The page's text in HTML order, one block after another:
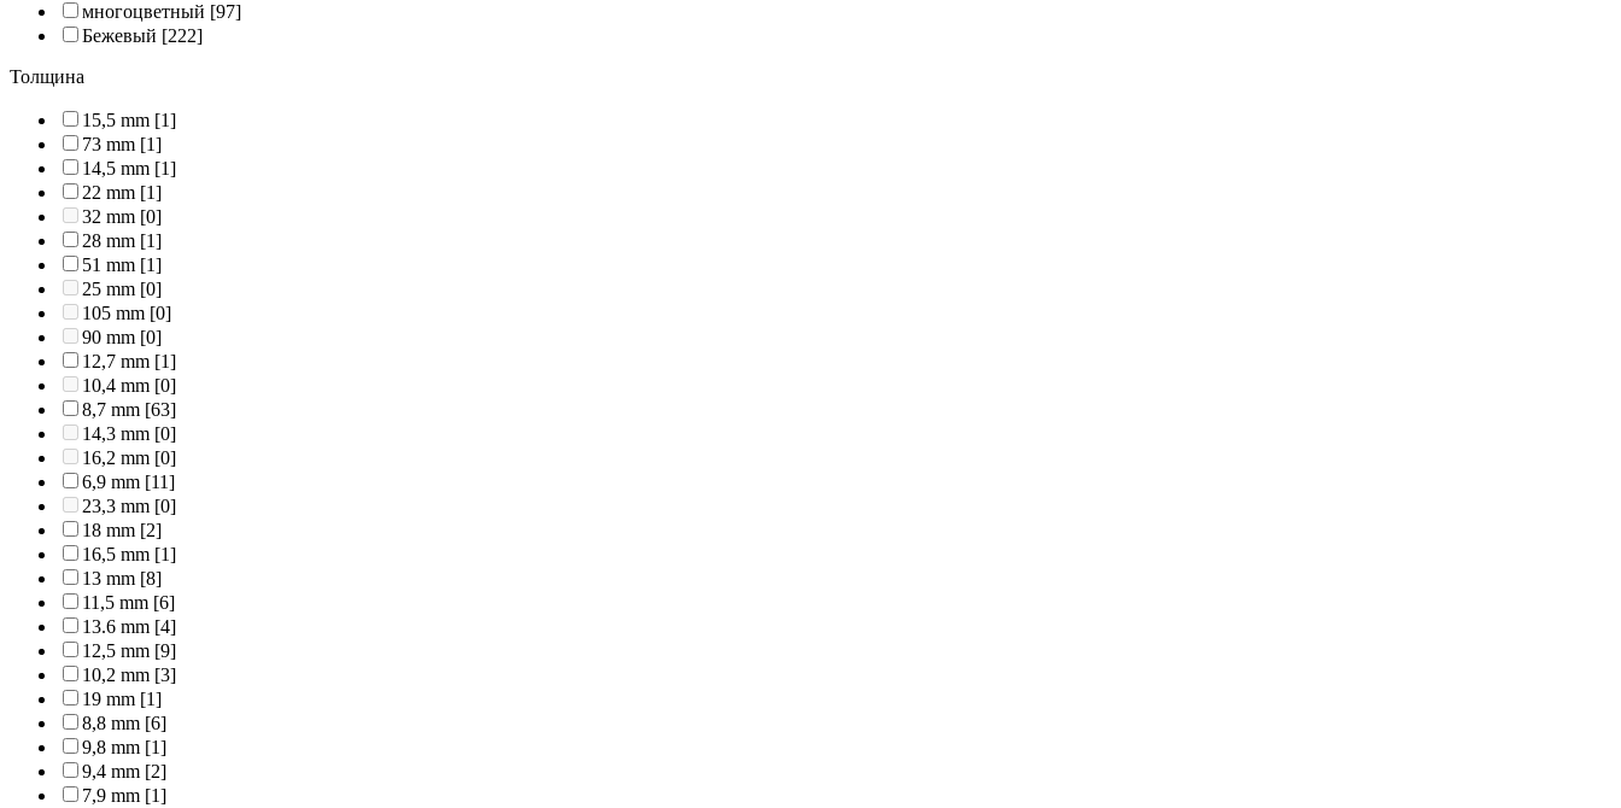
многоцветный [97]
Бежевый [222]
Толщина
15,5 mm [1]
73 mm [1]
14,5 mm [1]
22 mm [1]
32 mm [0]
28 mm [1]
51 mm [1]
25 mm [0]
105 mm [0]
90 mm [0]
12,7 mm [1]
10,4 mm [0]
8,7 mm [63]
14,3 mm [0]
16,2 mm [0]
6,9 mm [11]
23,3 mm [0]
18 mm [2]
16,5 mm [1]
13 mm [8]
11,5 mm [6]
13.6 mm [4]
12,5 mm [9]
10,2 mm [3]
19 mm [1]
8,8 mm [6]
9,8 mm [1]
9,4 mm [2]
7,9 mm [1]